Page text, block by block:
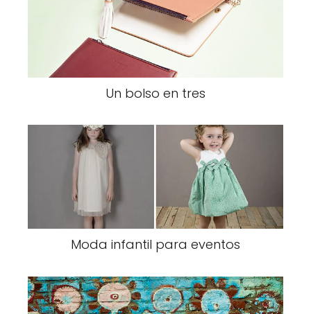
Un bolso en tres
Moda infantil para eventos